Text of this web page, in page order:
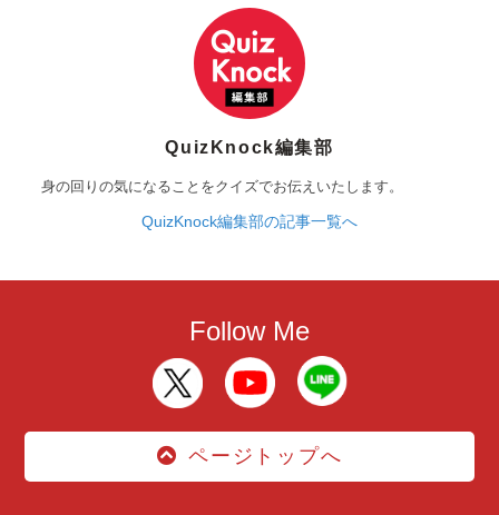
QuizKnock編集部
身の回りの気になることをクイズでお伝えいたします。
QuizKnock編集部の記事一覧へ
Follow Me
ページトップへ